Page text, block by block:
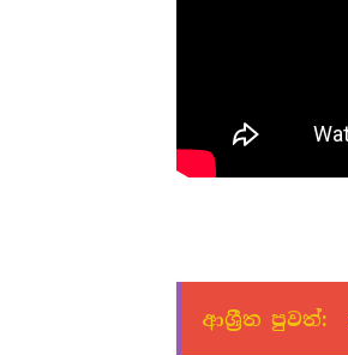
ආශ්‍රීත පුවත්: